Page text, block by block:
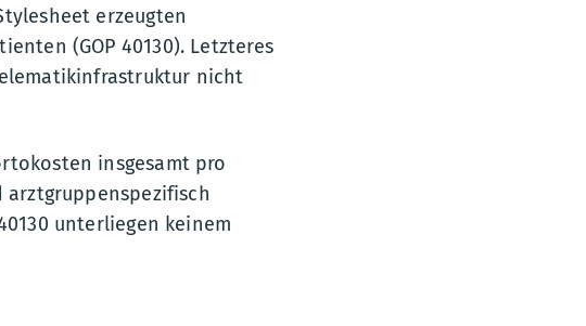
erzeugten
(GOP 40130). Letzteres
nicht
insgesamt pro
unterliegen keinem